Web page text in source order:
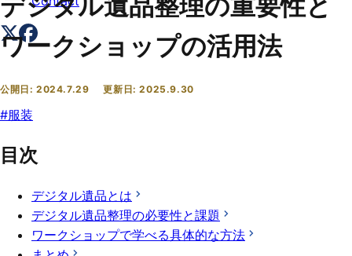
デジタル遺品整理の重要性と
ワークショップの活用法
公開日:2024.7.29 更新日:2025.9.30
#服装
目次
デジタル遺品とは
デジタル遺品整理の必要性と課題
ワークショップで学べる具体的な方法